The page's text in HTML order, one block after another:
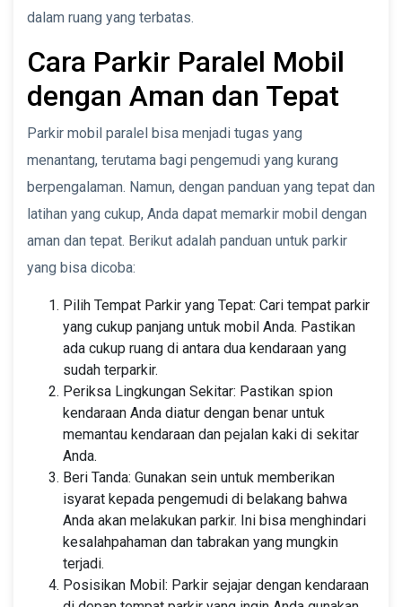
dalam ruang yang terbatas.
Cara Parkir Paralel Mobil
dengan Aman dan Tepat
Parkir mobil paralel bisa menjadi tugas yang
menantang, terutama bagi pengemudi yang kurang
berpengalaman. Namun, dengan panduan yang tepat dan
latihan yang cukup, Anda dapat memarkir mobil dengan
aman dan tepat. Berikut adalah panduan untuk parkir
yang bisa dicoba:
Pilih Tempat Parkir yang Tepat: Cari tempat parkir
yang cukup panjang untuk mobil Anda. Pastikan
ada cukup ruang di antara dua kendaraan yang
sudah terparkir.
Periksa Lingkungan Sekitar: Pastikan spion
kendaraan Anda diatur dengan benar untuk
memantau kendaraan dan pejalan kaki di sekitar
Anda.
Beri Tanda: Gunakan sein untuk memberikan
isyarat kepada pengemudi di belakang bahwa
Anda akan melakukan parkir. Ini bisa menghindari
kesalahpahaman dan tabrakan yang mungkin
terjadi.
Posisikan Mobil: Parkir sejajar dengan kendaraan